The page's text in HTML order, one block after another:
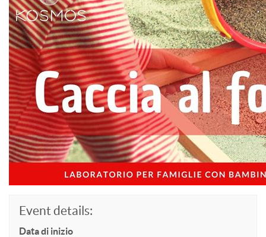
Event details:
Data di inizio